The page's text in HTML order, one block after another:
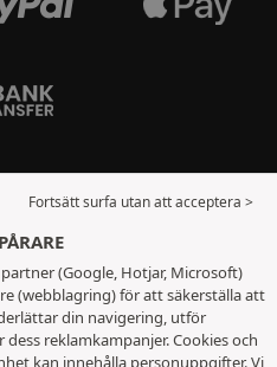
Fortsätt surfa utan att acceptera >
partner (Google, Hotjar, Microsoft)
(webblagring) för att säkerställa att
din navigering, utför
reklamkampanjer. Cookies och
kan innehålla personuppgifter. Vi